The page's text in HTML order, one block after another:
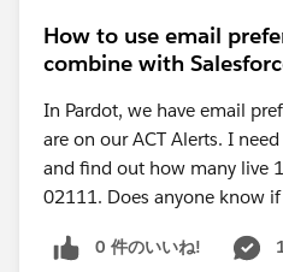
How to use email
combine with
In Pardot, we have email
are on our ACT Alerts. I
and find out how many live
02111. Does anyone know
0 件のいいね!